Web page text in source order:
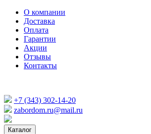
О компании
Доставка
Оплата
Гарантии
Акции
Отзывы
Контакты
+7 (343) 302-14-20
zabordom.ru@mail.ru
Каталог